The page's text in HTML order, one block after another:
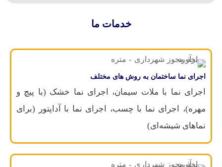
خدمات ما
اجرای نما ساختمان به روش های مختلف
اجرای نما با ملات سیمان، اجرای نما خشک (با پیچ و
مهره)، اجرای نما با چسب، اجرای نما با آداپتور (برای
نماهای شیشه‌ای)